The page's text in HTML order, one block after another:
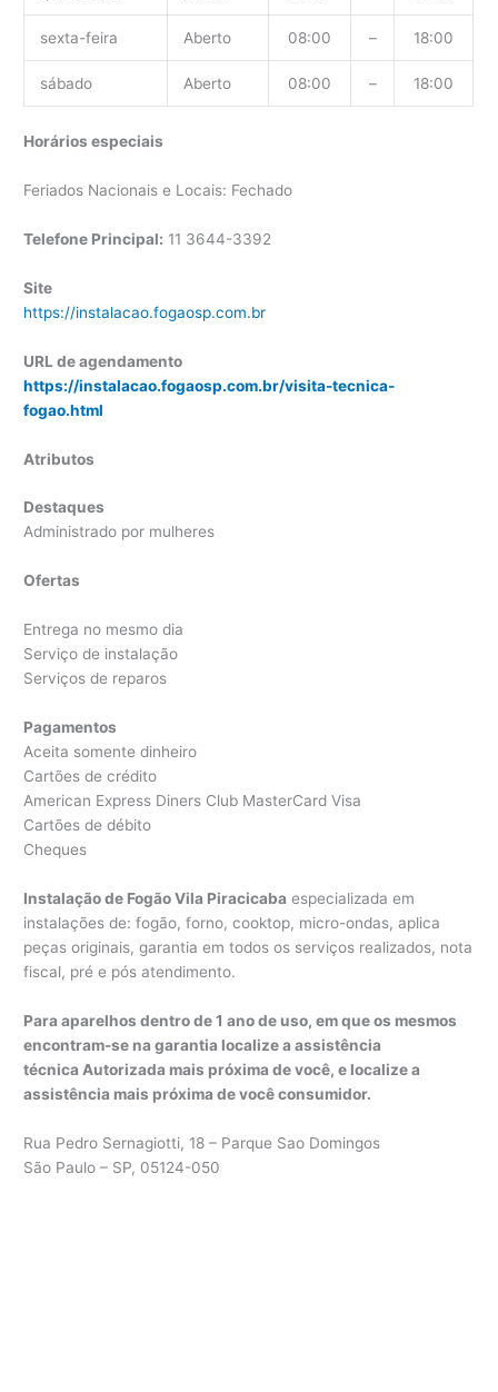
sexta-feira Aberto 08:00 – 18:00
sábado Aberto 08:00 – 18:00
Horários especiais
Feriados Nacionais e Locais: Fechado
Telefone Principal: 11 3644-3392
Site
https://instalacao.fogaosp.com.br
URL de agendamento
https://instalacao.fogaosp.com.br/visita-tecnica-
fogao.html
Atributos
Destaques
Administrado por mulheres
Ofertas
Entrega no mesmo dia
Serviço de instalação
Serviços de reparos
Pagamentos
Aceita somente dinheiro
Cartões de crédito
American Express Diners Club MasterCard Visa
Cartões de débito
Cheques
Instalação de Fogão Vila Piracicaba especializada em
instalações de: fogão, forno, cooktop, micro-ondas, aplica
peças originais, garantia em todos os serviços realizados, nota
fiscal, pré e pós atendimento.
Para aparelhos dentro de 1 ano de uso, em que os mesmos
encontram-se na garantia localize a assistência
técnica Autorizada mais próxima de você, e localize a
assistência mais próxima de você consumidor.
Rua Pedro Sernagiotti, 18 – Parque Sao Domingos
São Paulo – SP, 05124-050